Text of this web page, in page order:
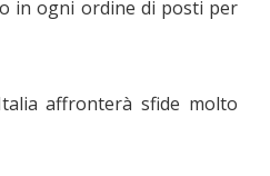
in ogni ordine di posti per
affronterà sfide molto